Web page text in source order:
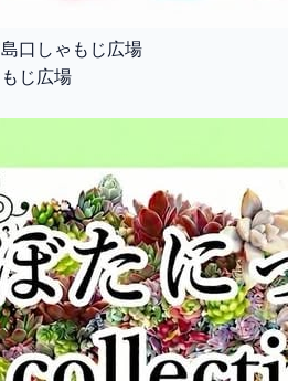
口しゃもじ広場
じ広場